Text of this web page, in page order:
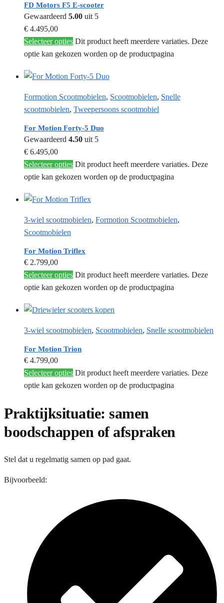
FD Motors F5 E-scooter
Gewaardeerd 5.00 uit 5
€ 4.495,00
Selecteer opties Dit product heeft meerdere variaties. Deze
optie kan gekozen worden op de productpagina
Formotion Scootmobielen, Scootmobielen, Snelle
scootmobielen, Tweepersoons scootmobiel
For Motion Forty-5 Duo
Gewaardeerd 4.50 uit 5
€ 6.495,00
Selecteer opties Dit product heeft meerdere variaties. Deze
optie kan gekozen worden op de productpagina
3-wiel scootmobielen, Formotion Scootmobielen,
Scootmobielen
For Motion Triflex
€ 2.799,00
Selecteer opties Dit product heeft meerdere variaties. Deze
optie kan gekozen worden op de productpagina
3-wiel scootmobielen, Scootmobielen, Snelle scootmobielen
For Motion Trion
€ 4.799,00
Selecteer opties Dit product heeft meerdere variaties. Deze
optie kan gekozen worden op de productpagina
Praktijksituatie: samen
boodschappen of afspraken
Stel dat u regelmatig samen op pad gaat.
Bijvoorbeeld: